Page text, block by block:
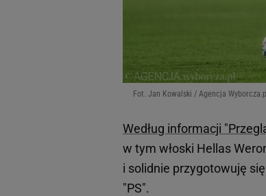
Fot. Jan Kowalski / Agencja Wyborcza.pl
Według informacji
w tym włoski Hellas
i solidnie przygotowuję
"PS".